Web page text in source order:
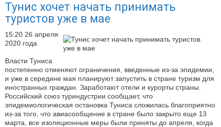
Тунис хочет начать принимать
туристов уже в мае
15:20 26 апреля
2020 года
Власти Туниса
постепенно отменяют ограничения, введенные из-за эпидемии,
и уже в середине мая планируют запустить в стране туризм для
иностранных граждан. Заработают отели и курорты страны.
Российский союз туриндустрии сообщает, что
эпидемиологическая остановка Туниса сложилась благоприятно
из-за того, что авиасообщение в стране было закрыто еще 13
марта, все изоляционные меры были приняты до апреля, когда